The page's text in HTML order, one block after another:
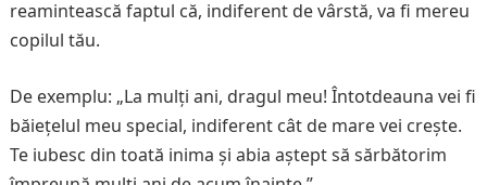
reamintească faptul că, indiferent de vârstă, va fi mereu
copilul tău.
De exemplu: „La mulți ani, dragul meu! Întotdeauna vei fi
băiețelul meu special, indiferent cât de mare vei crește.
Te iubesc din toată inima și abia aștept să sărbătorim